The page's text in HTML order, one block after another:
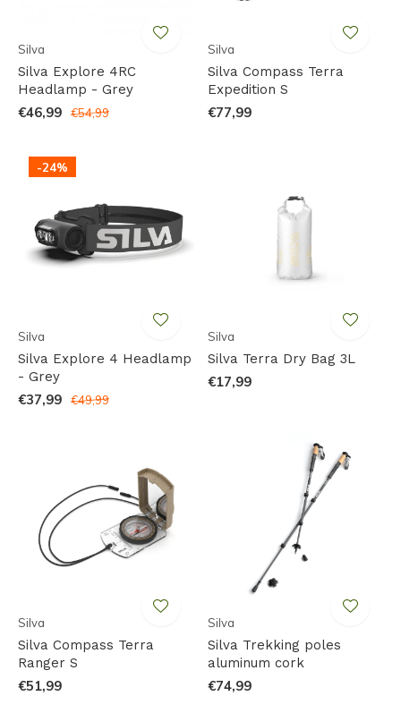
Silva
Silva Explore 4RC
Headlamp - Grey
€46,99 €54,99
Silva
Silva Compass Terra
Expedition S
€77,99
-24%
Silva
Silva Explore 4 Headlamp
- Grey
€37,99 €49,99
Silva
Silva Terra Dry Bag 3L
€17,99
Silva
Silva Compass Terra
Ranger S
€51,99
Silva
Silva Trekking poles
aluminum cork
€74,99